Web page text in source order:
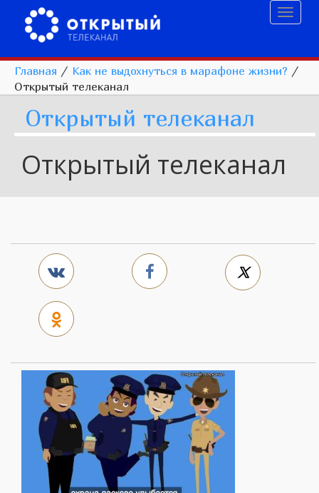
Главная / Как не выдохнуться в марафоне жизни? /
Открытый телеканал
Открытый телеканал
Открытый телеканал